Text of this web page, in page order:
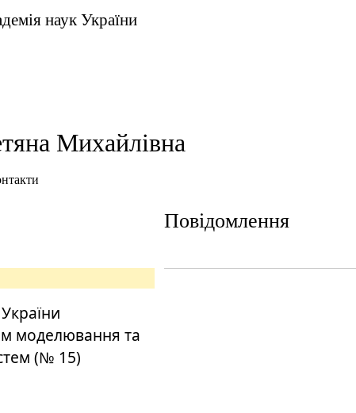
наук України
Михайлівна
моделювання та
(№ 15)
Повідомлення